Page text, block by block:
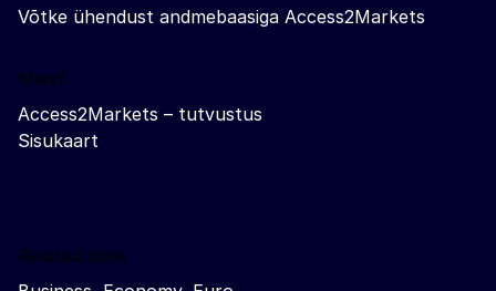
Võtke ühendust andmebaasiga Access2Markets
Meist
Access2Markets – tutvustus
Sisukaart
Related sites